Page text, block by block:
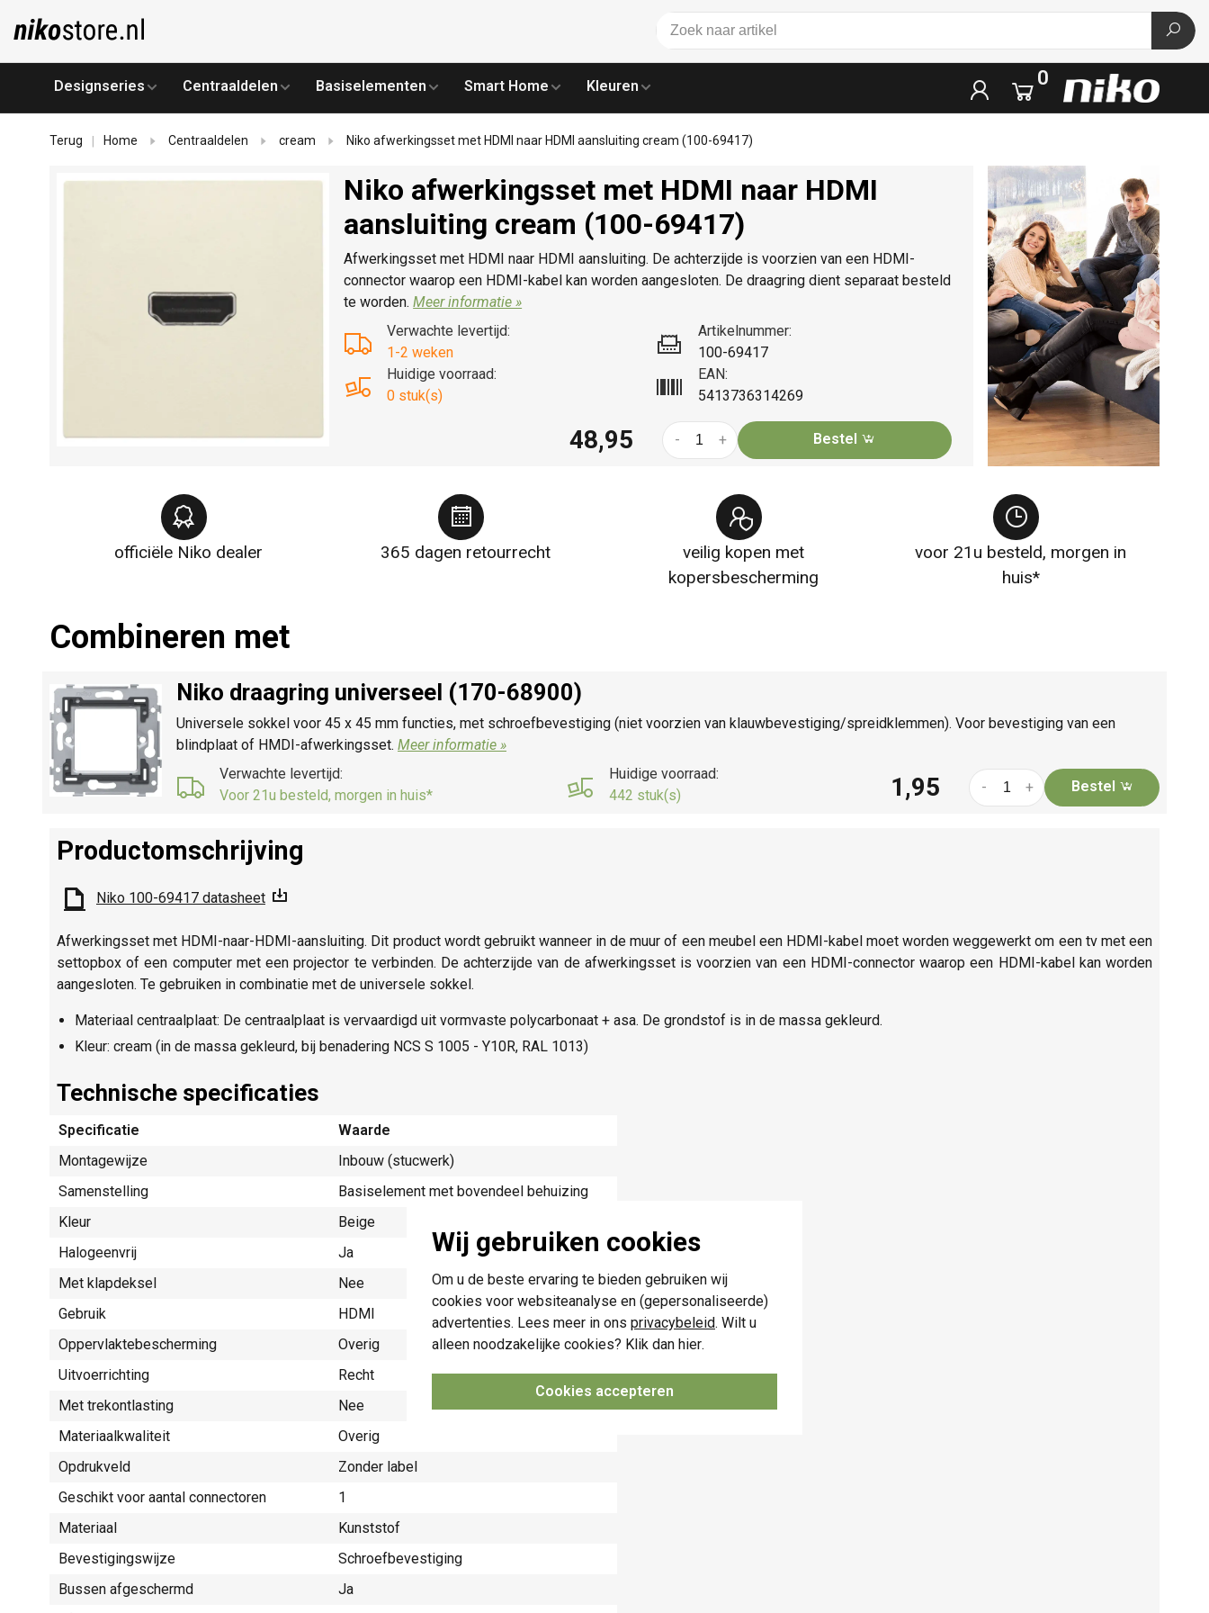
Wij gebruiken cookies
Om u de beste ervaring te bieden gebruiken wij
cookies voor websiteanalyse en (gepersonaliseerde)
advertenties. Lees meer in ons privacybeleid. Wilt u
alleen noodzakelijke cookies? Klik dan hier.
Cookies accepteren
Designseries Centraaldelen Basiselementen Smart Home Kleuren 0
Terug Home Centraaldelen cream Niko afwerkingsset met HDMI naar HDMI aansluiting cream (100-69417)
Niko afwerkingsset met HDMI naar HDMI
aansluiting cream (100-69417)
Afwerkingsset met HDMI naar HDMI aansluiting. De achterzijde is voorzien van een HDMI-
connector waarop een HDMI-kabel kan worden aangesloten. De draagring dient separaat besteld
te worden.Meer informatie »
Verwachte levertijd:
1-2 weken
Huidige voorraad:
0 stuk(s)
Artikelnummer:
100-69417
EAN:
5413736314269
48,95 +
- Bestel
officiële Niko dealer 365 dagen retourrecht
veilig kopen met
kopersbescherming
voor 21u besteld, morgen in
huis*
Combineren met
Niko draagring universeel (170-68900)
Universele sokkel voor 45 x 45 mm functies, met schroefbevestiging (niet voorzien van klauwbevestiging/spreidklemmen). Voor bevestiging van een
blindplaat of HMDI-afwerkingsset. Meer informatie »
Verwachte levertijd:
Voor 21u besteld, morgen in huis*
Huidige voorraad:
442 stuk(s)
1,95 +
- Bestel
Productomschrijving
Niko 100-69417 datasheet
Afwerkingsset met HDMI-naar-HDMI-aansluiting. Dit product wordt gebruikt wanneer in de muur of een meubel een HDMI-kabel moet worden weggewerkt om een tv met een
settopbox of een computer met een projector te verbinden. De achterzijde van de afwerkingsset is voorzien van een HDMI-connector waarop een HDMI-kabel kan worden
aangesloten. Te gebruiken in combinatie met de universele sokkel.
Materiaal centraalplaat: De centraalplaat is vervaardigd uit vormvaste polycarbonaat + asa. De grondstof is in de massa gekleurd.
Kleur: cream (in de massa gekleurd, bij benadering NCS S 1005 - Y10R, RAL 1013)
Technische specificaties
Specificatie
Waarde
Montagewijze
Inbouw (stucwerk)
Samenstelling
Basiselement met bovendeel behuizing
Kleur
Beige
Halogeenvrij
Ja
Met klapdeksel
Nee
Gebruik
HDMI
Oppervlaktebescherming
Overig
Uitvoerrichting
Recht
Met trekontlasting
Nee
Materiaalkwaliteit
Overig
Opdrukveld
Zonder label
Geschikt voor aantal connectoren
1
Materiaal
Kunststof
Bevestigingswijze
Schroefbevestiging
Bussen afgeschermd
Ja